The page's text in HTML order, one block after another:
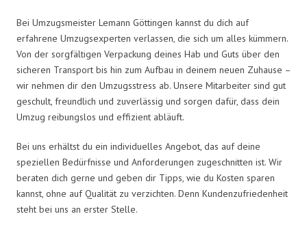
Bei Umzugsmeister Lemann Göttingen kannst du dich auf
erfahrene Umzugsexperten verlassen, die sich um alles kümmern.
Von der sorgfältigen Verpackung deines Hab und Guts über den
sicheren Transport bis hin zum Aufbau in deinem neuen Zuhause –
wir nehmen dir den Umzugsstress ab. Unsere Mitarbeiter sind gut
geschult, freundlich und zuverlässig und sorgen dafür, dass dein
Umzug reibungslos und effizient abläuft.
Bei uns erhältst du ein individuelles Angebot, das auf deine
speziellen Bedürfnisse und Anforderungen zugeschnitten ist. Wir
beraten dich gerne und geben dir Tipps, wie du Kosten sparen
kannst, ohne auf Qualität zu verzichten. Denn Kundenzufriedenheit
steht bei uns an erster Stelle.